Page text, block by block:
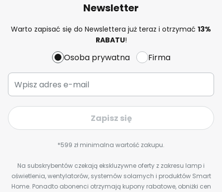
Newsletter
Warto zapisać się do Newslettera już teraz i otrzymać 13%
RABATU!
Osoba prywatna Firma
Zapisz się
*599 zł minimalna wartość zakupu.
Na subskrybentów czekają ekskluzywne oferty z zakresu lamp i
oświetlenia, wentylatorów, systemów solarnych i produktów Smart
Home. Ponadto abonenci otrzymają kupony rabatowe, obniżki cen